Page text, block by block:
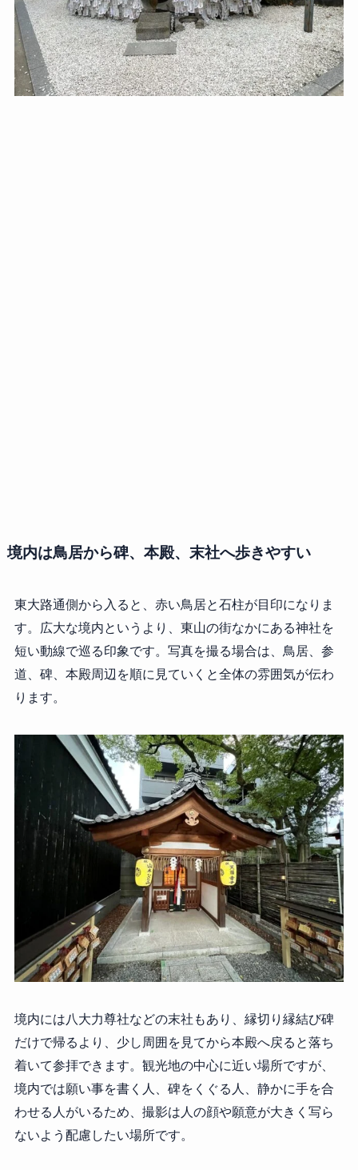
境内は鳥居から碑、本殿、末社へ歩きやすい
東大路通側から入ると、赤い鳥居と石柱が目印になりま
す。広大な境内というより、東山の街なかにある神社を
短い動線で巡る印象です。写真を撮る場合は、鳥居、参
道、碑、本殿周辺を順に見ていくと全体の雰囲気が伝わ
ります。
境内には八大力尊社などの末社もあり、縁切り縁結び碑
だけで帰るより、少し周囲を見てから本殿へ戻ると落ち
着いて参拝できます。観光地の中心に近い場所ですが、
境内では願い事を書く人、碑をくぐる人、静かに手を合
わせる人がいるため、撮影は人の顔や願意が大きく写ら
ないよう配慮したい場所です。